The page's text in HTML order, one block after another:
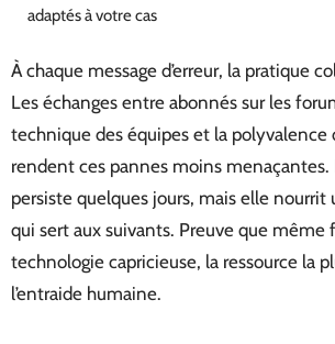
adaptés à votre cas
À chaque message d’erreur, la pratique
Les échanges entre abonnés sur les
technique des équipes et la polyvalence
rendent ces pannes moins menaçantes.
persiste quelques jours, mais elle nourrit
qui sert aux suivants. Preuve que même
technologie capricieuse, la ressource la
l’entraide humaine.